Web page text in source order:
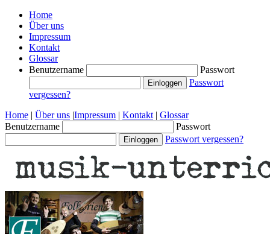
Home
Über uns
Impressum
Kontakt
Glossar
Benutzername
Passwort
Passwort
vergessen?
Home | Über uns |Impressum | Kontakt | Glossar
Benutzername
Passwort
Passwort vergessen?